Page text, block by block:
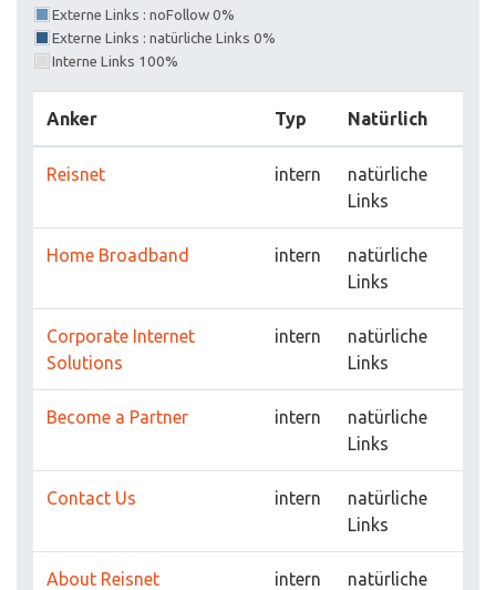
Externe Links : noFollow 0%
Externe Links : natürliche Links 0%
Interne Links 100%
Anker Typ Natürlich
Reisnet intern
natürliche
Links
Home Broadband intern
natürliche
Links
Corporate Internet
Solutions
intern
natürliche
Links
Become a Partner intern
natürliche
Links
Contact Us intern
natürliche
Links
About Reisnet intern
natürliche